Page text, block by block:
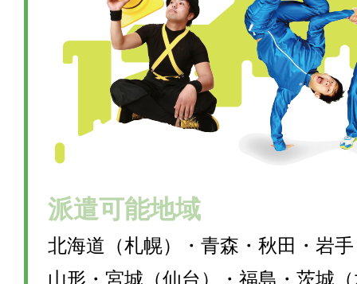
派遣可能地域
北海道（札幌）・青森・秋田・岩
山形・宮城（仙台）・福島・茨城